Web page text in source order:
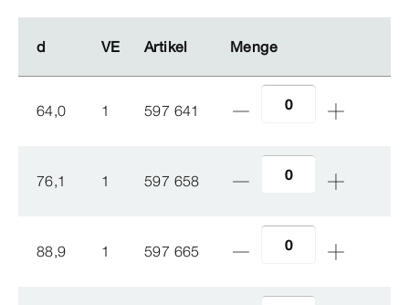
d VE Artikel Menge
d VE Artikel Menge
64,0 1 597 641
76,1 1 597 658
88,9 1 597 665